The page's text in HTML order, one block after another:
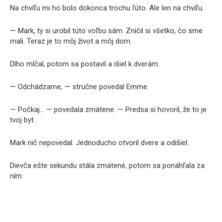
Na chvíľu mi ho bolo dokonca trochu ľúto. Ale len na chvíľu.
— Mark, ty si urobil túto voľbu sám. Zničil si všetko, čo sme
mali. Teraz je to môj život a môj dom.
Dlho mlčal, potom sa postavil a išiel k dverám.
— Odchádzame, — stručne povedal Emme.
— Počkaj… — povedala zmätene. — Predsa si hovoril, že to je
tvoj byt.
Mark nič nepovedal. Jednoducho otvoril dvere a odišiel.
Dievča ešte sekundu stála zmätené, potom sa ponáhľala za
ním.